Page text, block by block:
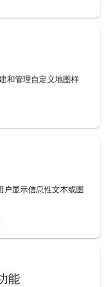
和管理自定义地图样
户显示信息性文本或图
能